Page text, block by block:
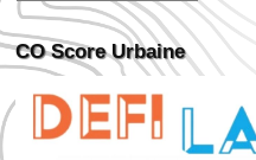
Annonces…
CO Score Urbaine